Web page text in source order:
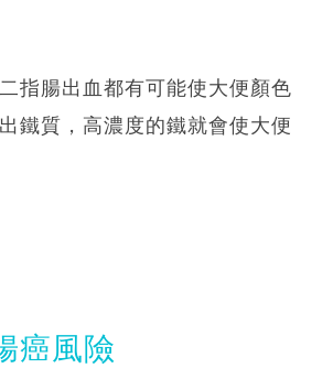
指腸出血都有可能使大便顏色
鐵質，高濃度的鐵就會使大便
癌風險